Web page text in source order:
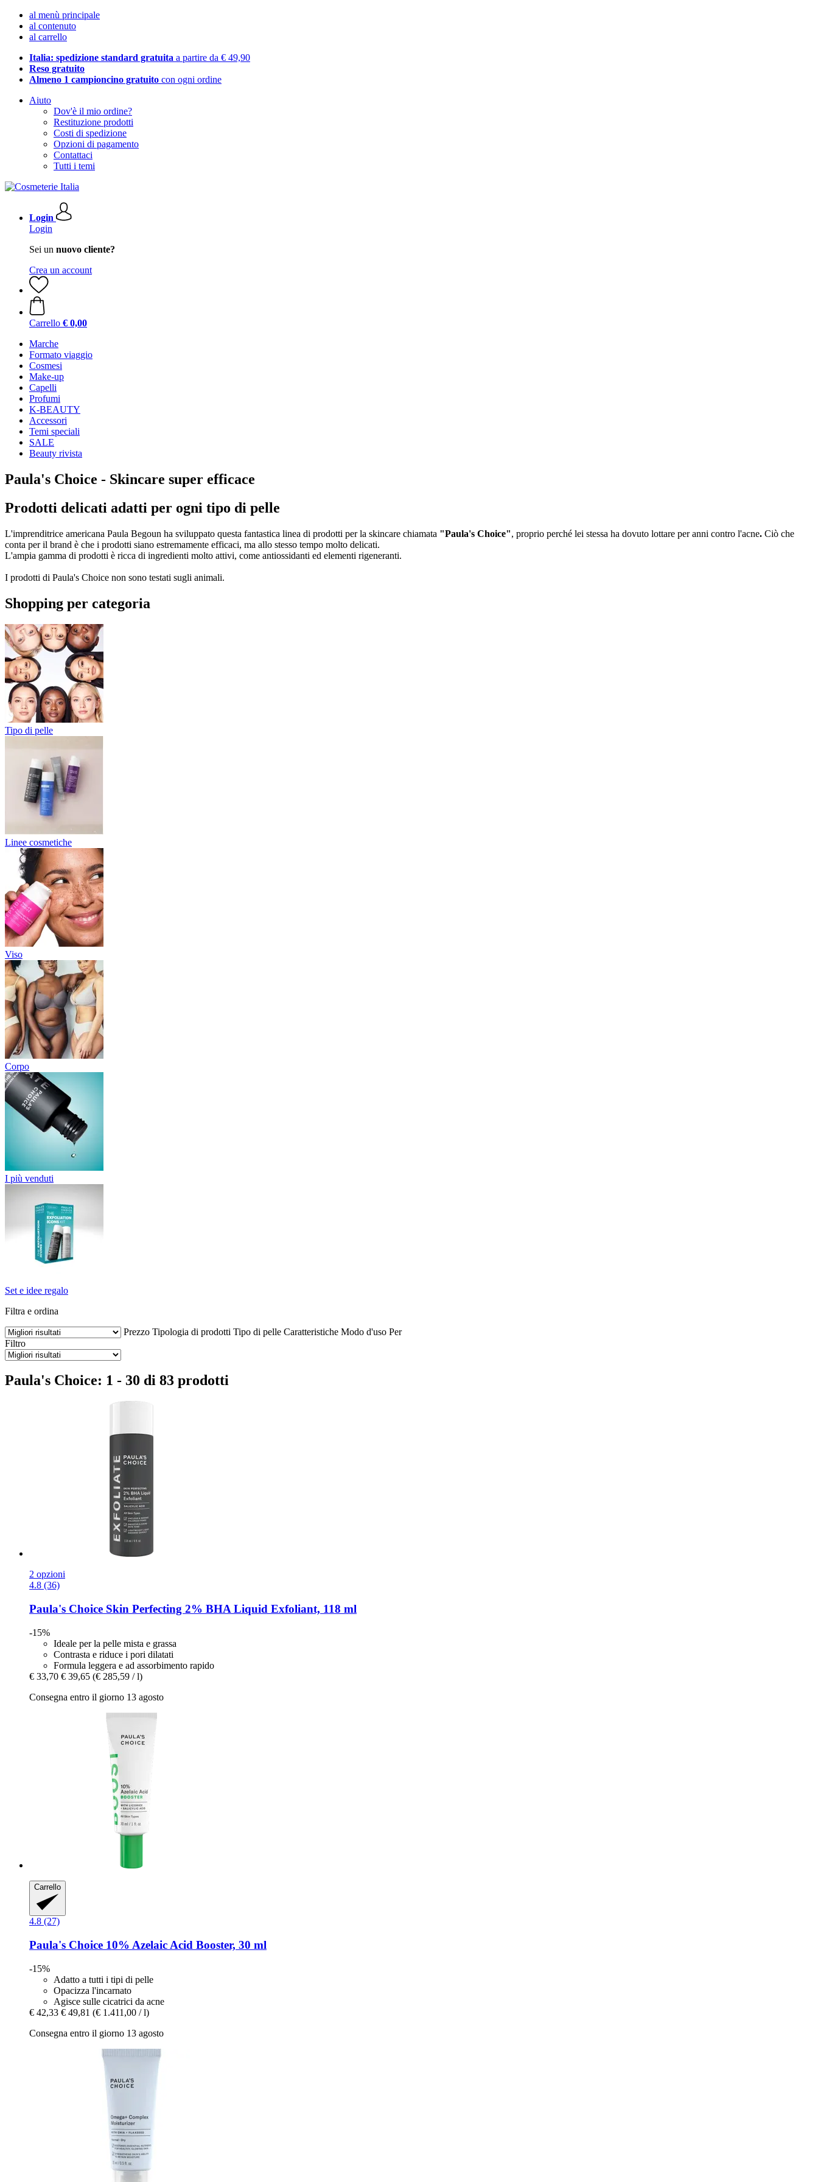
al menù principale
al contenuto
al carrello
Italia: spedizione standard gratuita a partire da € 49,90
Reso gratuito
Almeno 1 campioncino gratuito con ogni ordine
Aiuto
Dov'è il mio ordine?
Restituzione prodotti
Costi di spedizione
Opzioni di pagamento
Contattaci
Tutti i temi
Login
Login
Sei un nuovo cliente?
Crea un account
Carrello € 0,00
Marche
Formato viaggio
Cosmesi
Make-up
Capelli
Profumi
K-BEAUTY
Accessori
Temi speciali
SALE
Beauty rivista
Paula's Choice - Skincare super efficace
Prodotti delicati adatti per ogni tipo di pelle
L'imprenditrice americana Paula Begoun ha sviluppato questa fantastica linea di prodotti per la skincare chiamata "Paula's Choice", proprio perché lei stessa ha dovuto lottare per anni contro l'acne. Ciò che
conta per il brand è che i prodotti siano estremamente efficaci, ma allo stesso tempo molto delicati.
L'ampia gamma di prodotti è ricca di ingredienti molto attivi, come antiossidanti ed elementi rigeneranti.
I prodotti di Paula's Choice non sono testati sugli animali.
Shopping per categoria
Tipo di pelle
Linee cosmetiche
Viso
Corpo
I più venduti
Set e idee regalo
Filtra e ordina
Prezzo Tipologia di prodotti Tipo di pelle Caratteristiche Modo d'uso Per
Filtro
Paula's Choice: 1 - 30 di 83 prodotti
2 opzioni
4.8 (36)
Paula's Choice Skin Perfecting 2% BHA Liquid Exfoliant, 118 ml
-15%
Ideale per la pelle mista e grassa
Contrasta e riduce i pori dilatati
Formula leggera e ad assorbimento rapido
€ 33,70 € 39,65 (€ 285,59 / l)
Consegna entro il giorno 13 agosto
Carrello
4.8 (27)
Paula's Choice 10% Azelaic Acid Booster, 30 ml
-15%
Adatto a tutti i tipi di pelle
Opacizza l'incarnato
Agisce sulle cicatrici da acne
€ 42,33 € 49,81 (€ 1.411,00 / l)
Consegna entro il giorno 13 agosto